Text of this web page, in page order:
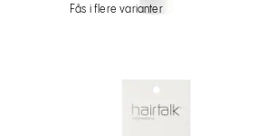
Fås i flere varianter